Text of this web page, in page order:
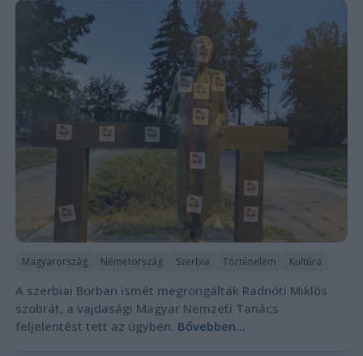
Magyarország Németország Szerbia Történelem Kultúra
A szerbiai Borban ismét megrongálták Radnóti Miklós
szobrát, a vajdasági Magyar Nemzeti Tanács
feljelentést tett az ügyben. Bővebben...